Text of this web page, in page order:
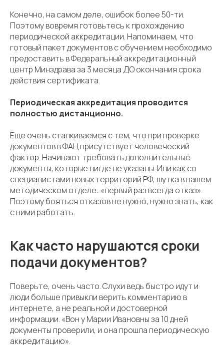
Конечно, на самом деле, ошибок более 50-ти.
Поэтому вовремя готовьтесь к прохождению
периодической аккредитации. Напоминаем, что
готовый пакет документов с обучением необходимо
предоставить в Федеральный аккредитационный
центр Минздрава за 3 месяца ДО окончания срока
действия сертификата.
Периодическая аккредитация проводится
полностью дистанционно.
Еще очень сталкиваемся с тем, что при проверке
документов в ФАЦ присутствует человеческий
фактор. Начинают требовать дополнительные
документы, которые нигде не указаны. Или как со
специалистами новых территорий РФ, шутка в нашем
методическом отделе: «первый раз всегда отказ».
Поэтому бояться отказов не нужно, нужно знать, как
с ними работать.
Как часто нарушаются сроки
подачи документов?
Поверьте, очень часто. Слухи ведь быстро идут и
люди больше привыкли верить комментарию в
интернете, а не реальной и достоверной
информации. «Вон у Марии Ивановны за 10 дней
документы проверили, и она прошла периодическую
аккредитацию».